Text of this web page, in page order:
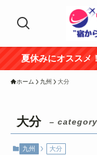
夏休みにオススメ
ホーム 九州 大分
大分 –
九州 大分